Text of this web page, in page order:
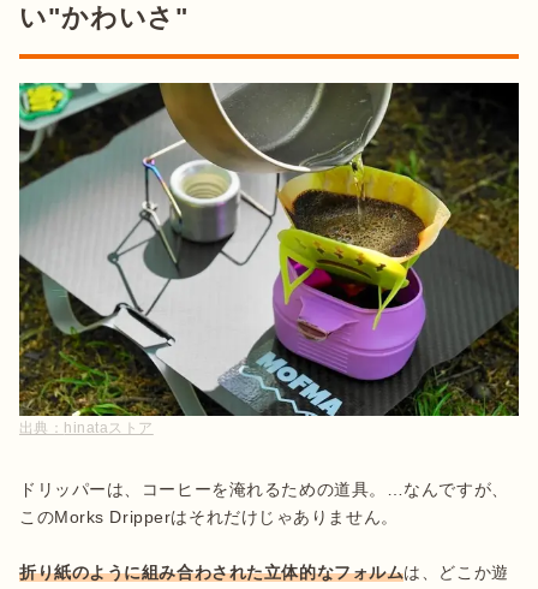
い"かわいさ"
出典： hinataストア
ドリッパーは、コーヒーを淹れるための道具。…なんですが、
このMorks Dripperはそれだけじゃありません。
折り紙のように組み合わされた立体的なフォルムは、どこか遊